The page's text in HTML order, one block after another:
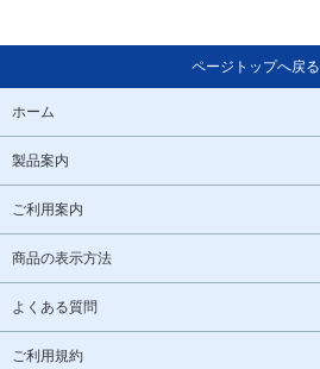
ページトップへ戻る
ホーム
製品案内
ご利用案内
商品の表示方法
よくある質問
ご利用規約